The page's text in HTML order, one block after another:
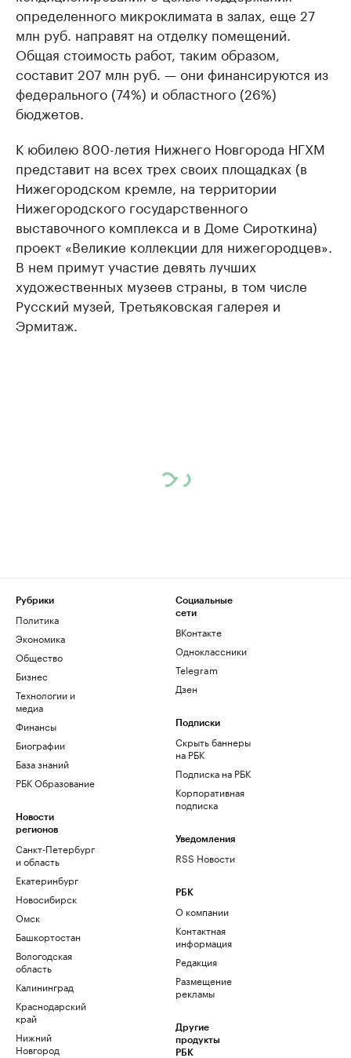
определенного микроклимата в залах, еще 27
млн руб. направят на отделку помещений.
Общая стоимость работ, таким образом,
составит 207 млн руб. — они финансируются из
федерального (74%) и областного (26%)
бюджетов.
К юбилею 800-летия Нижнего Новгорода НГХМ
представит на всех трех своих площадках (в
Нижегородском кремле, на территории
Нижегородского государственного
выставочного комплекса и в Доме Сироткина)
проект «Великие коллекции для нижегородцев».
В нем примут участие девять лучших
художественных музеев страны, в том числе
Русский музей, Третьяковская галерея и
Эрмитаж.
Рубрики
Политика
Экономика
Общество
Бизнес
Технологии и
медиа
Финансы
Биографии
База знаний
РБК Образование
Новости
регионов
Санкт-Петербург
и область
Екатеринбург
Новосибирск
Омск
Башкортостан
Вологодская
область
Калининград
Краснодарский
край
Нижний
Новгород
Социальные
сети
ВКонтакте
Одноклассники
Telegram
Дзен
Подписки
Скрыть баннеры
на РБК
Подписка на РБК
Корпоративная
подписка
Уведомления
RSS Новости
РБК
О компании
Контактная
информация
Редакция
Размещение
рекламы
Другие
продукты
РБК